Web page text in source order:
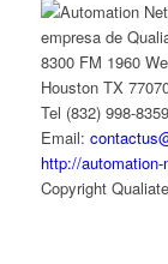
empresa de
8300 FM 1960
Houston TX
Tel (832) 998-
Email:
http://
Copyright